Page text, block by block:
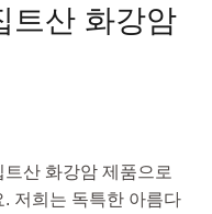
트산 화강암
산 화강암 제품으로
저희는 독특한 아름다